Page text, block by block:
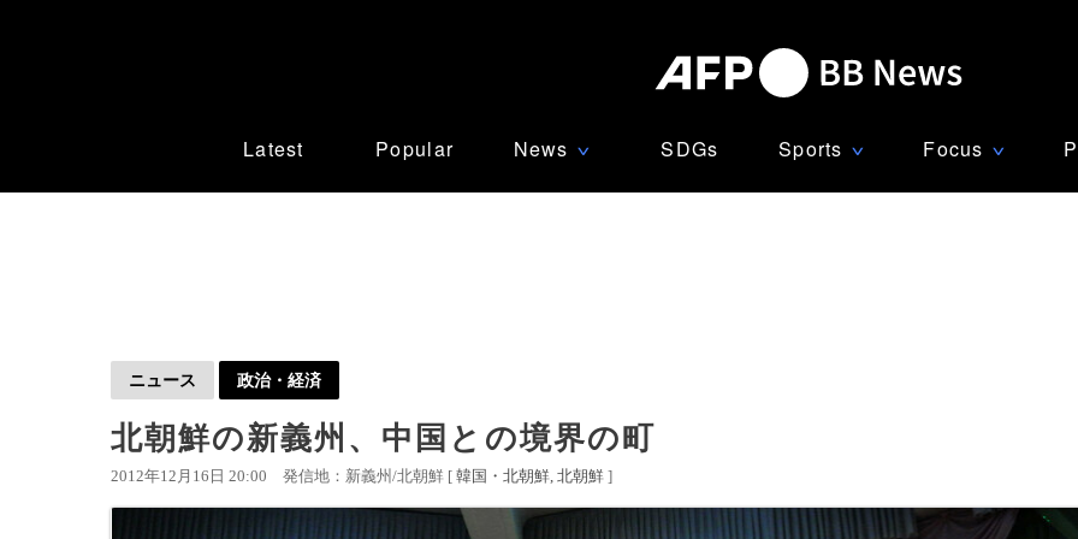
Latest Popular News ∨ SDGs Sports ∨ Focus ∨
ニュース 政治・経済
北朝鮮の新義州、中国との境界の町
2012年12月16日 20:00 発信地：新義州/北朝鮮 [ 韓国・北朝鮮 北朝鮮 ]